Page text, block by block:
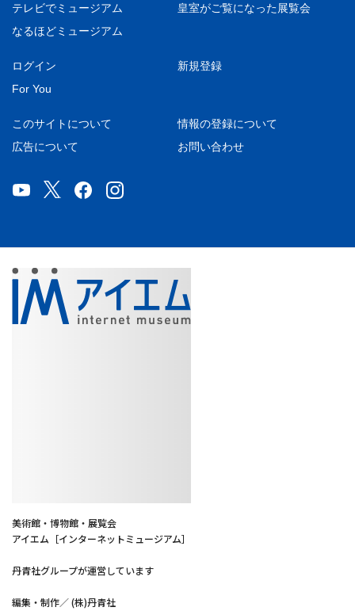
テレビでミュージアム
皇室がご覧になった展覧会
なるほどミュージアム
ログイン
新規登録
For You
このサイトについて
情報の登録について
広告について
お問い合わせ
美術館・博物館・展覧会
アイエム［インターネットミュージアム］
丹青社グループが運営しています
編集・制作／ (株)丹青社